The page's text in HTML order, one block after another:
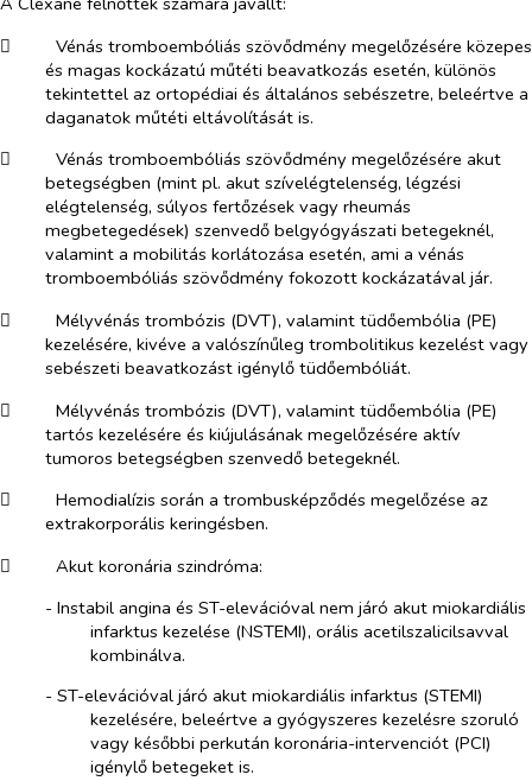
​
Vénás tromboembóliás szövődmény megelőzésére közepes
és magas kockázatú műtéti beavatkozás esetén, különös
tekintettel az ortopédiai és általános sebészetre, beleértve a
daganatok műtéti eltávolítását is.
​
Vénás tromboembóliás szövődmény megelőzésére akut
betegségben (mint pl. akut szívelégtelenség, légzési
elégtelenség, súlyos fertőzések vagy rheumás
megbetegedések) szenvedő belgyógyászati betegeknél,
valamint a mobilitás korlátozása esetén, ami a vénás
tromboembóliás szövődmény fokozott kockázatával jár.
​
Mélyvénás trombózis (DVT), valamint tüdőembólia (PE)
kezelésére, kivéve a valószínűleg trombolitikus kezelést vagy
sebészeti beavatkozást igénylő tüdőembóliát.
​
Mélyvénás trombózis (DVT), valamint tüdőembólia (PE)
tartós kezelésére és kiújulásának megelőzésére aktív
tumoros betegségben szenvedő betegeknél.
​
Hemodialízis során a trombusképződés megelőzése az
extrakorporális keringésben.
​
Akut koronária szindróma:
-​ Instabil angina és ST-elevációval nem járó akut miokardiális
infarktus kezelése (NSTEMI), orális acetilszalicilsavval
kombinálva.
-​ ST-elevációval járó akut miokardiális infarktus (STEMI)
kezelésére, beleértve a gyógyszeres kezelésre szoruló
vagy későbbi perkután koronária-intervenciót (PCI)
igénylő betegeket is.